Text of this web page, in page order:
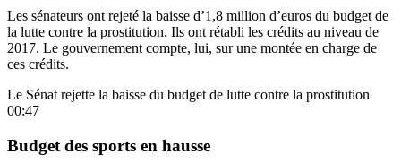
Les sénateurs ont rejeté la baisse d’1,8 million d’euros du budget de
la lutte contre la prostitution. Ils ont rétabli les crédits au niveau de
2017. Le gouvernement compte, lui, sur une montée en charge de
ces crédits.
Le Sénat rejette la baisse du budget de lutte contre la prostitution
00:47
Budget des sports en hausse